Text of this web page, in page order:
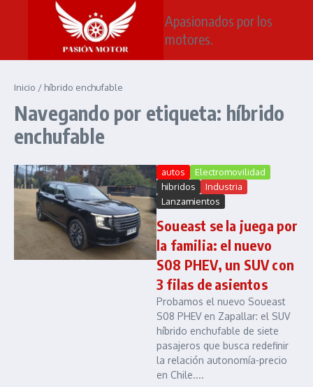
Saltar al contenido
Apasionados por los
motores.
Inicio / híbrido enchufable
Navegando por etiqueta: híbrido
enchufable
autos
Electromovilidad
hibridos
Industria
Lanzamientos
Soueast se la juega por
la familia: el nuevo
S08 PHEV, un SUV con
3 filas de asientos
Probamos el nuevo Soueast
S08 PHEV en Zapallar: el SUV
híbrido enchufable de siete
pasajeros que busca redefinir
la relación autonomía-precio
en Chile....